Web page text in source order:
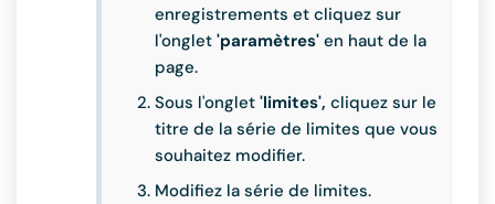
enregistrements et cliquez sur
l'onglet 'paramètres' en haut de la
page.
Sous l'onglet 'limites', cliquez sur le
titre de la série de limites que vous
souhaitez modifier.
Modifiez la série de limites.